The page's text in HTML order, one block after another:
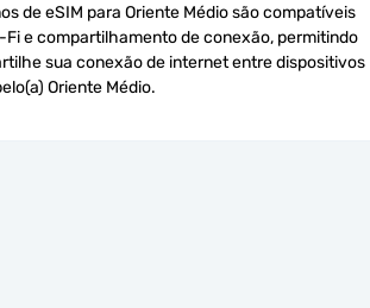
de eSIM para Oriente Médio são compatíveis
Fi e compartilhamento de conexão, permitindo
sua conexão de internet entre dispositivos
Oriente Médio.